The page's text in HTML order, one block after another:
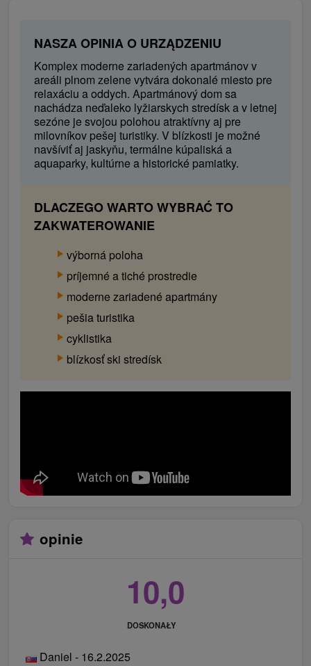
NASZA OPINIA O URZĄDZENIU
Komplex moderne zariadených apartmánov v
areáli plnom zelene vytvára dokonalé miesto pre
relaxáciu a oddych. Apartmánový dom sa
nachádza neďaleko lyžiarskych stredísk a v letnej
sezóne je svojou polohou atraktívny aj pre
milovníkov pešej turistiky. V blízkosti je možné
navšíviť aj jaskyňu, termálne kúpaliská a
aquaparky, kultúrne a historické pamiatky.
DLACZEGO WARTO WYBRAĆ TO
ZAKWATEROWANIE
výborná poloha
príjemné a tiché prostredie
moderne zariadené apartmány
pešia turistika
cyklistika
blízkosť ski stredísk
opinie
10,0
DOSKONAŁY
Daniel - 16.2.2025